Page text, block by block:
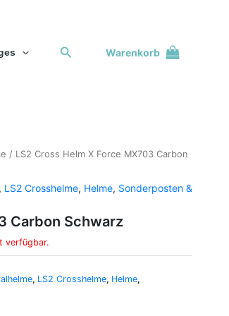
SuchenWarenkorb
/ LS2 Cross Helm X Force MX703 Carbon
LS2 Crosshelme, Helme, Sonderposten &
Carbon Schwarz
verfügbar.
, LS2 Crosshelme, Helme,